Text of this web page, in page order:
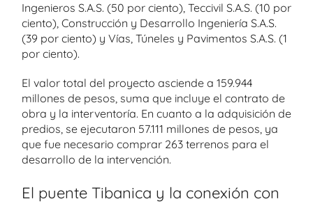
Ingenieros S.A.S. (50 por ciento), Teccivil S.A.S. (10 por
ciento), Construcción y Desarrollo Ingeniería S.A.S.
(39 por ciento) y Vías, Túneles y Pavimentos S.A.S. (1
por ciento).
El valor total del proyecto asciende a 159.944
millones de pesos, suma que incluye el contrato de
obra y la interventoría. En cuanto a la adquisición de
predios, se ejecutaron 57.111 millones de pesos, ya
que fue necesario comprar 263 terrenos para el
desarrollo de la intervención.
El puente Tibanica y la conexión con